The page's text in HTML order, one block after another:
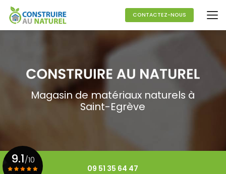
Aller
au
contenu
principal
CONTACTEZ-NOUS
Magasin de matériaux naturels à
Saint-Egrève
09 51 35 64 47
9.1/10